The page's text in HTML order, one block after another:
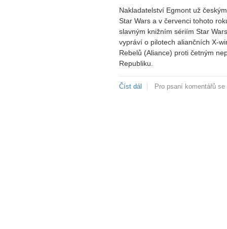
Nakladatelství Egmont už
Star Wars a v červenci tohoto
slavným knižním sériím Star
vypráví o pilotech aliančních X-
Rebelů (Aliance) proti četným
Republiku.
Číst dál Star Wars X-wing Eskadra
Pro psaní komentářů se